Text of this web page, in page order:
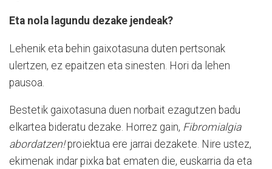
Eta nola lagundu dezake jendeak?
Lehenik eta behin gaixotasuna duten pertsonak
ulertzen, ez epaitzen eta sinesten. Hori da lehen
pausoa.
Bestetik gaixotasuna duen norbait ezagutzen badu
elkartea bideratu dezake. Horrez gain, Fibromialgia
abordatzen!proiektua ere jarrai dezakete. Nire ustez,
ekimenak indar pixka bat ematen die, euskarria da eta